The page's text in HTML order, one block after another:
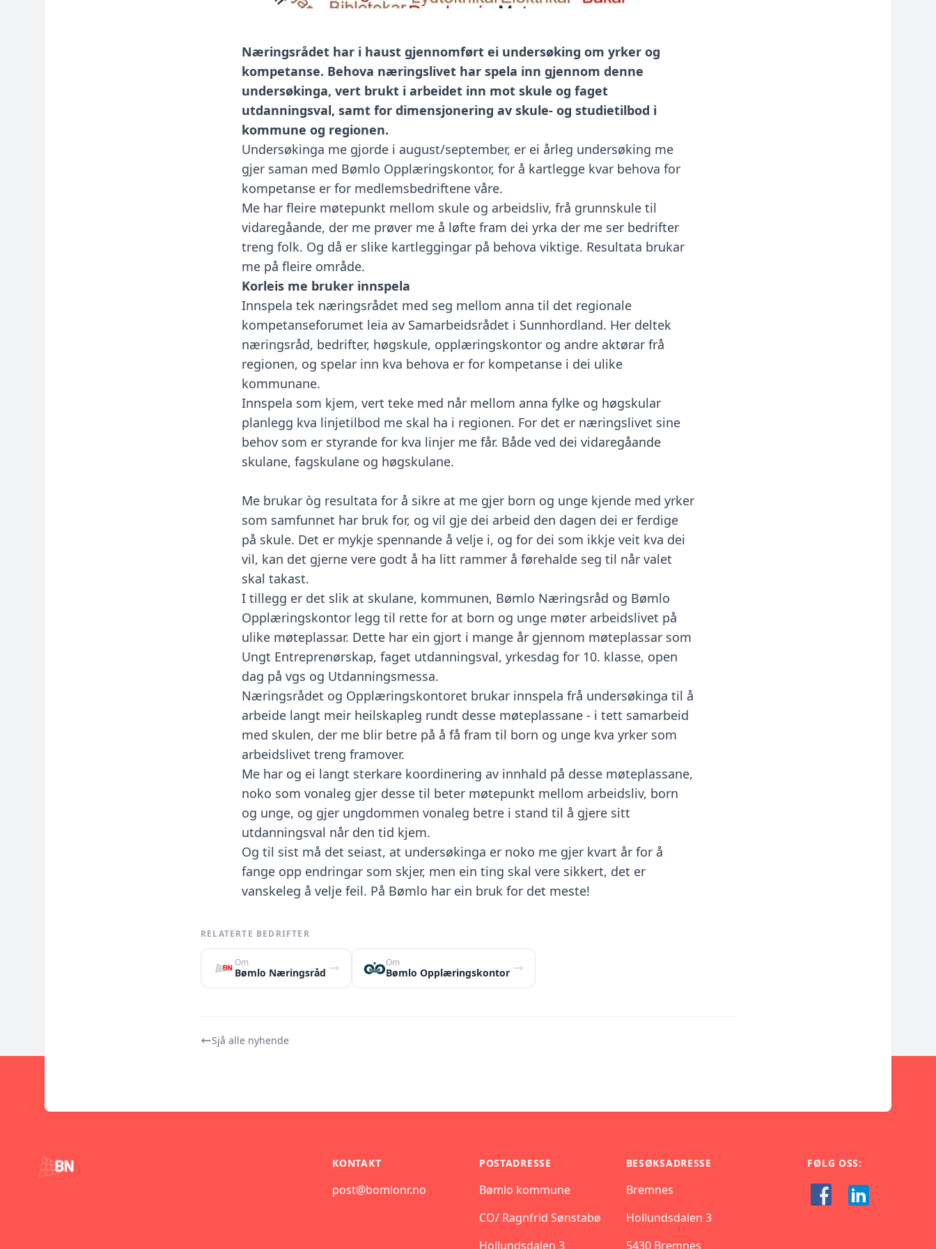
Næringsrådet har i haust gjennomført ei undersøking om yrker og
kompetanse. Behova næringslivet har spela inn gjennom denne
undersøkinga, vert brukt i arbeidet inn mot skule og faget
utdanningsval, samt for dimensjonering av skule- og studietilbod i
kommune og regionen.
Undersøkinga me gjorde i august/september, er ei årleg undersøking me
gjer saman med Bømlo Opplæringskontor, for å kartlegge kvar behova for
kompetanse er for medlemsbedriftene våre.
Me har fleire møtepunkt mellom skule og arbeidsliv, frå grunnskule til
vidaregåande, der me prøver me å løfte fram dei yrka der me ser bedrifter
treng folk. Og då er slike kartleggingar på behova viktige. Resultata brukar
me på fleire område.
Korleis me bruker innspela
⁠Innspela tek næringsrådet med seg mellom anna til det regionale
kompetanseforumet leia av Samarbeidsrådet i Sunnhordland. Her deltek
næringsråd, bedrifter, høgskule, opplæringskontor og andre aktørar frå
regionen, og spelar inn kva behova er for kompetanse i dei ulike
kommunane.
Innspela som kjem, vert teke med når mellom anna fylke og høgskular
planlegg kva linjetilbod me skal ha i regionen. For det er næringslivet sine
behov som er styrande for kva linjer me får. Både ved dei vidaregåande
skulane, fagskulane og høgskulane.
⁠Me brukar òg resultata for å sikre at me gjer born og unge kjende med yrker
som samfunnet har bruk for, og vil gje dei arbeid den dagen dei er ferdige
på skule. Det er mykje spennande å velje i, og for dei som ikkje veit kva dei
vil, kan det gjerne vere godt å ha litt rammer å førehalde seg til når valet
skal takast.
I tillegg er det slik at skulane, kommunen, Bømlo Næringsråd og Bømlo
Opplæringskontor legg til rette for at born og unge møter arbeidslivet på
ulike møteplassar. Dette har ein gjort i mange år gjennom møteplassar som
Ungt Entreprenørskap, faget utdanningsval, yrkesdag for 10. klasse, open
dag på vgs og Utdanningsmessa.
Næringsrådet og Opplæringskontoret brukar innspela frå undersøkinga til å
arbeide langt meir heilskapleg rundt desse møteplassane - i tett samarbeid
med skulen, der me blir betre på å få fram til born og unge kva yrker som
arbeidslivet treng framover.
Me har og ei langt sterkare koordinering av innhald på desse møteplassane,
noko som vonaleg gjer desse til beter møtepunkt mellom arbeidsliv, born
og unge, og gjer ungdommen vonaleg betre i stand til å gjere sitt
utdanningsval når den tid kjem.
Og til sist må det seiast, at undersøkinga er noko me gjer kvart år for å
fange opp endringar som skjer, men ein ting skal vere sikkert, det er
vanskeleg å velje feil. På Bømlo har ein bruk for det meste!
RELATERTE BEDRIFTER
Om
Bømlo Næringsråd
Om
Bømlo Opplæringskontor
Sjå alle nyhende
KONTAKT
post@bomlonr.no
POSTADRESSE
Bømlo kommune
CO/ Ragnfrid Sønstabø
Hollundsdalen 3
BESØKSADRESSE
Bremnes
Hollundsdalen 3
5430 Bremnes
FØLG OSS: